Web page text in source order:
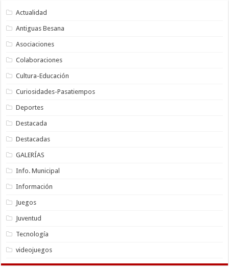
Actualidad
Antiguas Besana
Asociaciones
Colaboraciones
Cultura-Educación
Curiosidades-Pasatiempos
Deportes
Destacada
Destacadas
GALERÍAS
Info. Municipal
Información
Juegos
Juventud
Tecnología
videojuegos